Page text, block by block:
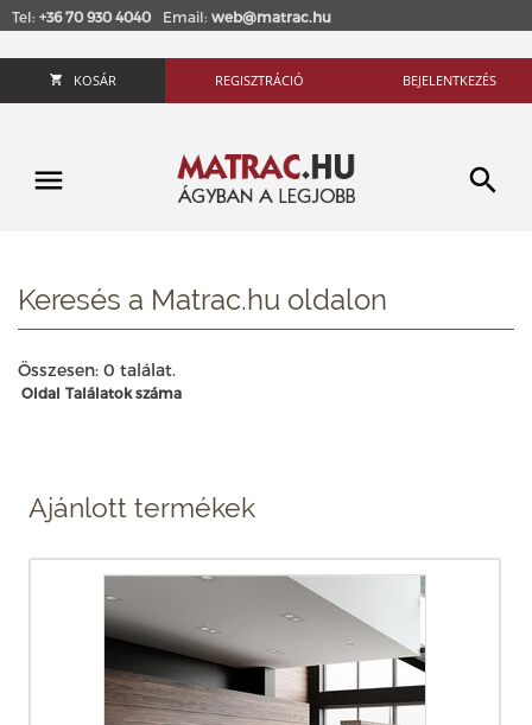
Tel: +36 70 930 4040 Email: web@matrac.hu
KOSÁR REGISZTRÁCIÓ BEJELENTKEZÉS
Keresés a Matrac.hu oldalon
Összesen: 0 találat.
Oldal Találatok száma
Ajánlott termékek